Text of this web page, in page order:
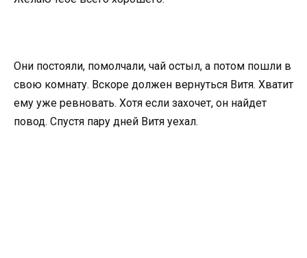
Они постояли, помолчали, чай остыл, а потом пошли в
свою комнату. Вскоре должен вернуться Витя. Хватит
ему уже ревновать. Хотя если захочет, он найдет
повод. Спустя пару дней Витя уехал.